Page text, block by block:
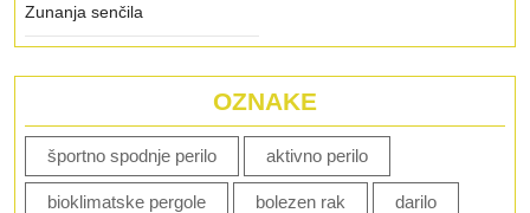
Zunanja senčila
OZNAKE
športno spodnje perilo aktivno perilo
bioklimatske pergole bolezen rak darilo